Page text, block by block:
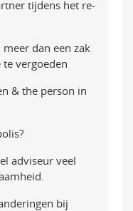
tijdens het re-
dan een zak
vergoeden
& the person in
adviseur veel
bij